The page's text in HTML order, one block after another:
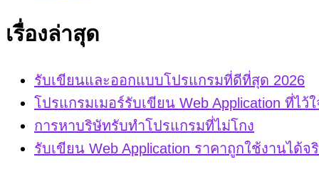
เรื่องล่าสุด
รับเขียนและออกแบบโปรแกรมที่ดีที่สุด 2026
โปรแกรมเมอร์รับเขียน Web Application ที่ไว้
การหาบริษัทรับทำโปรแกรมที่ไม่โกง
รับเขียน Web Application ราคาถูกใช้งานได้จ